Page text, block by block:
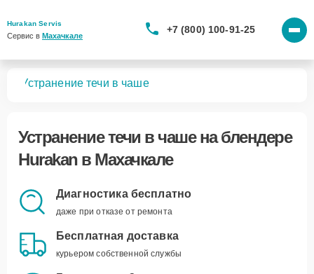
Hurakan Servis
Сервис в Махачкале
+7 (800) 100-91-25
Устранение течи в чаше
Устранение течи в чашена блендере
Hurakan в Махачкале
Диагностика бесплатно
даже при отказе от ремонта
Бесплатная доставка
курьером собственной службы